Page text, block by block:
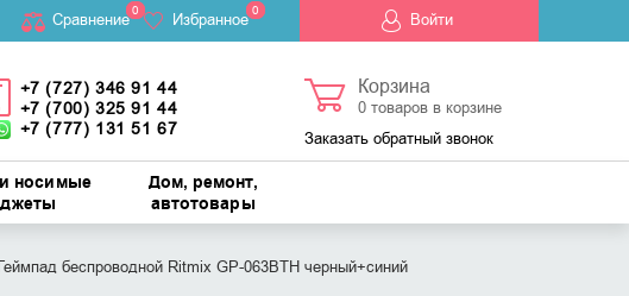
Cравнение0 Избранное 0 Войти
+7 (727) 346 91 44
+7 (700) 325 91 44
+7 (777) 131 51 67
Корзина
0товаров в корзине
Заказать обратный звонок
носимые
Дом, ремонт,
автотовары
беспроводной Ritmix GP-063BTH черный+синий